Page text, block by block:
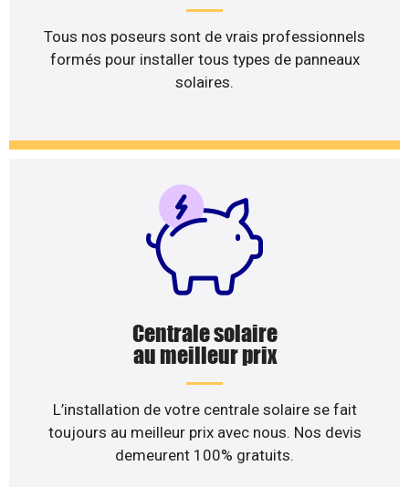
Tous nos poseurs sont de vrais professionnels
formés pour installer tous types de panneaux
solaires.
Centrale solaire
au meilleur prix
L’installation de votre centrale solaire se fait
toujours au meilleur prix avec nous. Nos devis
demeurent 100% gratuits.